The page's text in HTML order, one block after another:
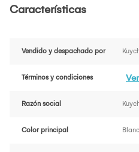
Características
Vendido y despachado por
Términos y condiciones
Razón social
Color principal